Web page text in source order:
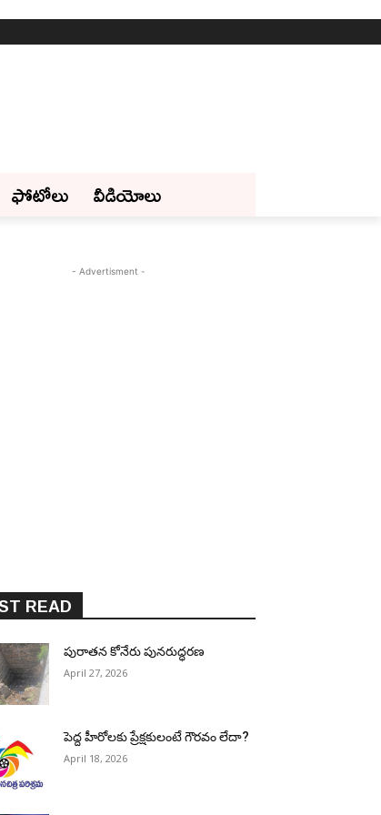
ఫోటోలు వీడియోలు
- Advertisment -
READ
పురాత‌న కోనేరు పున‌రుద్ధ‌ర‌ణ
April 27, 2026
పెద్ద హీరోల‌కు ప్రేక్ష‌కులంటే గౌర‌వం లేదా?
April 18, 2026